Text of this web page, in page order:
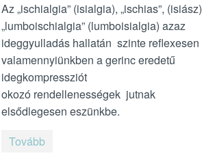
Az „ischialgia” (isialgia), „ischias”, (isiász)
„lumboischialgia” (lumboisialgia) azaz
ideggyulladás hallatán szinte reflexesen
valamennyiünkben a gerinc eredetű
idegkompressziót
okozó rendellenességek jutnak
elsődlegesen eszünkbe.
Tovább